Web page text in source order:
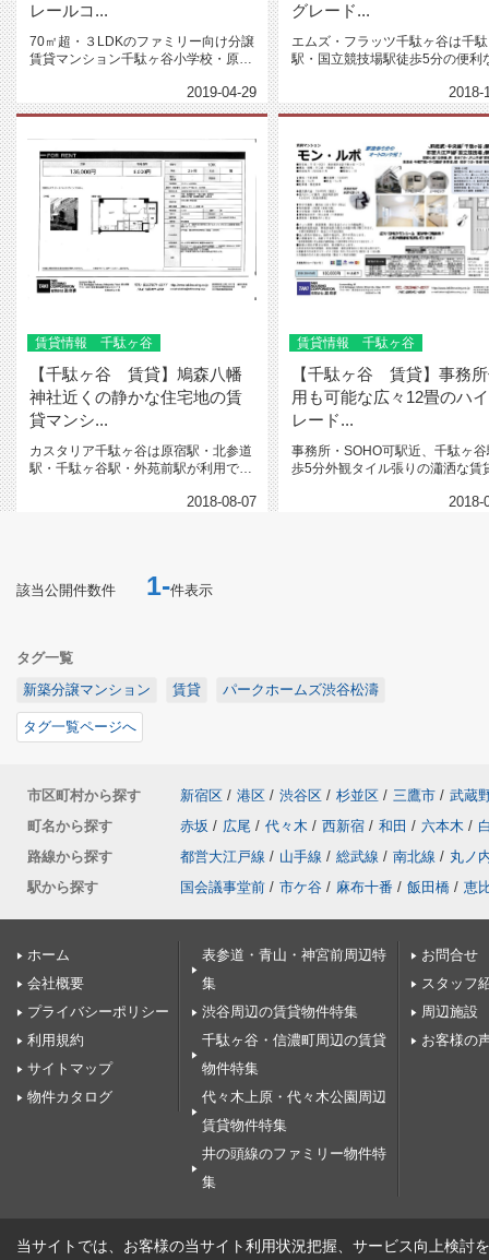
レールコ...
70㎡超・３LDKのファミリー向け分譲
賃貸マンション千駄ヶ谷小学校・原宿
2019-04-29
グレード...
エムズ・フラッツ千駄ヶ谷は千
駅・国立競技場駅徒歩5分の便利
2018-
賃貸情報 千駄ヶ谷
【千駄ヶ谷 賃貸】鳩森八幡
神社近くの静かな住宅地の賃
貸マンシ...
カスタリア千駄ヶ谷は原宿駅・北参道
駅・千駄ヶ谷駅・外苑前駅が利用でき
2018-08-07
賃貸情報 千駄ヶ谷
【千駄ヶ谷 賃貸】事務
用も可能な広々12畳のハ
レード...
事務所・SOHO可駅近、千駄ヶ
歩5分外観タイル張りの瀟洒な賃
2018-
該当公開件数件 1-件表示
タグ一覧
新築分譲マンション
賃貸 パークホームズ渋谷松濤
タグ一覧ページへ
市区町村から探す 新宿区 / 港区 / 渋谷区 / 杉並区 / 三鷹市 / 武蔵
町名から探す
赤坂 / 広尾 / 代々木 / 西新宿 / 和田 / 六本木 /
路線から探す
都営大江戸線 / 山手線 / 総武線 / 南北線 / 丸ノ
駅から探す
国会議事堂前 / 市ケ谷 / 麻布十番 / 飯田橋 / 恵
ホーム
会社概要
プライバシーポリシー
利用規約
サイトマップ
物件カタログ
表参道・青山・神宮前周辺特
集
渋谷周辺の賃貸物件特集
千駄ヶ谷・信濃町周辺の賃貸
物件特集
代々木上原・代々木公園周辺
賃貸物件特集
井の頭線のファミリー物件特
集
お問合せ
スタッフ
周辺施設
お客様の
当サイトでは、お客様の当サイト利用状況把握、サービス向上検討